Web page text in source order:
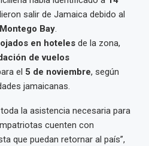
salir de Jamaica debido al
Bay.
en hoteles de la zona,
de vuelos
el 5 de noviembre, según
jamaicanas.
la asistencia necesaria para
cuenten con
que puedan retornar al país”,